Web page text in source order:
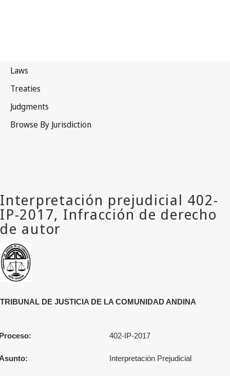
TRIBUNAL DE JUSTICIA DE LA COMUNIDAD ANDINA
402-IP-2017
Interpretación Prejudicial